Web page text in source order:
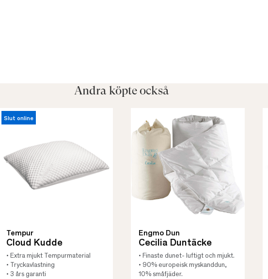
Andra köpte också
Slut online
Tempur
Cloud Kudde
• Extra mjukt Tempurmaterial
• Tryckavlastning
• 3 års garanti
Engmo Dun
Cecilia Duntäcke
• Finaste dunet- luftigt och mjukt.
• 90% europeisk myskanddun,
10% småfjäder.